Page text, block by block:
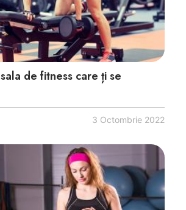
de fitness care ți se
3 Octombrie 2022